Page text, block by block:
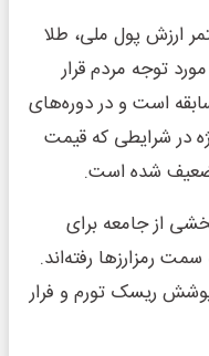
ارزش پول ملی، طلا
توجه مردم قرار
است و در دوره‌های
در شرایطی که قیمت
شده است.
از جامعه برای
رمزارزها رفته‌اند.
پوشش ریسک تورم و فرار